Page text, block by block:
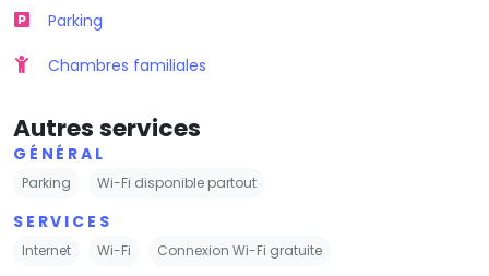
Parking
Chambres familiales
Autres services
GÉNÉRAL
Parking Wi-Fi disponible partout
SERVICES
Internet Wi-Fi Connexion Wi-Fi gratuite